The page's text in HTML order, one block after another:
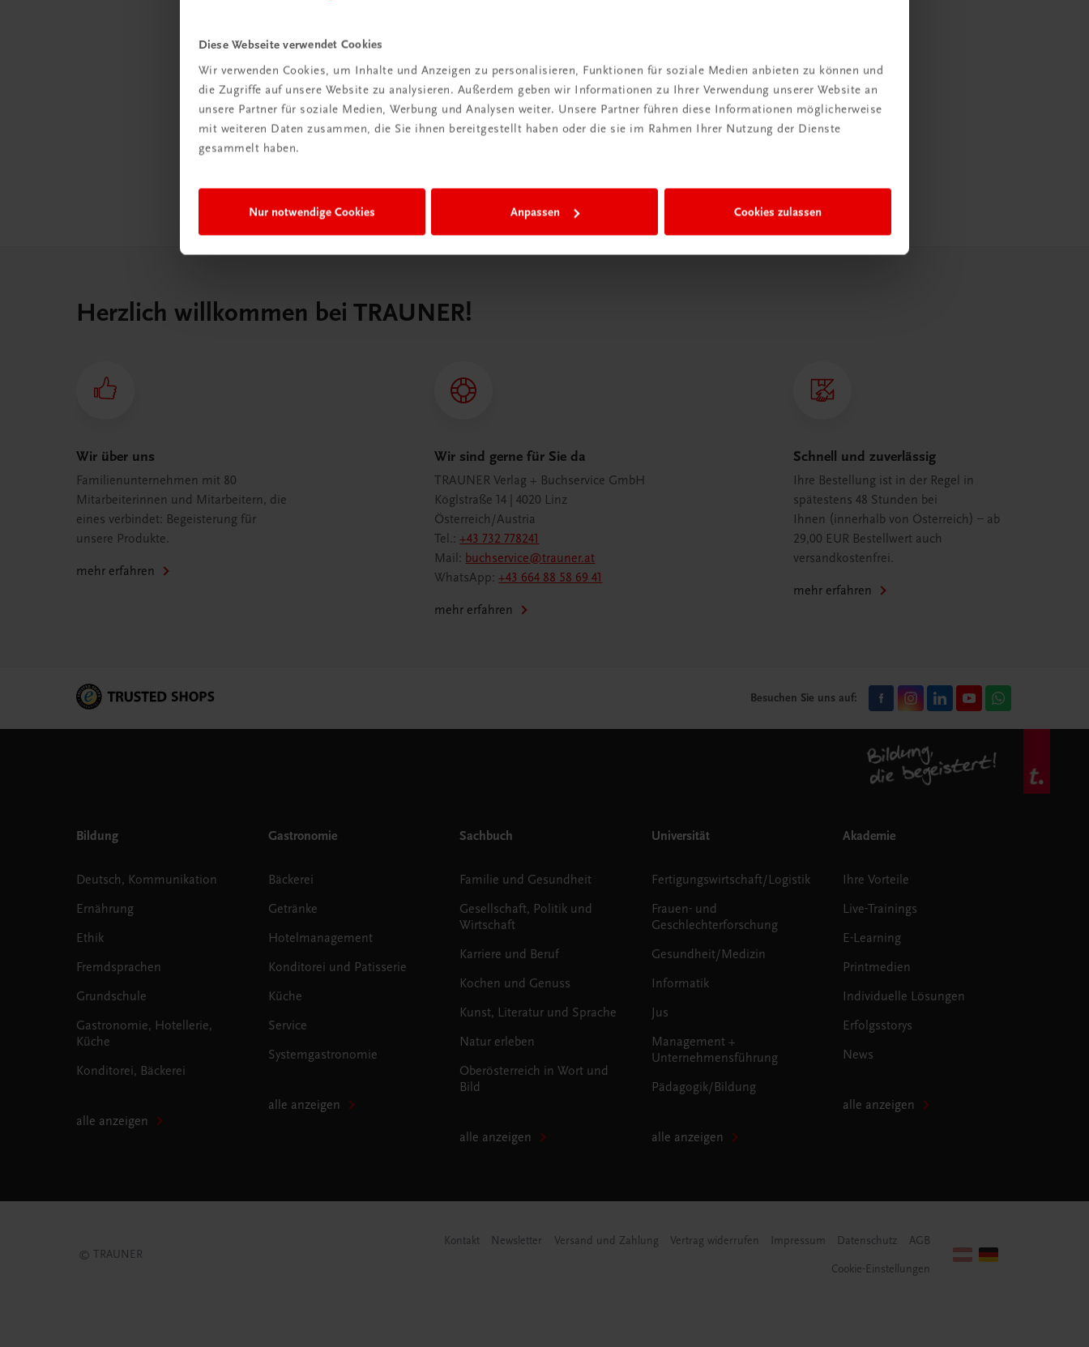
Diese Webseite verwendet Cookies
Wir verwenden Cookies, um Inhalte und Anzeigen zu personalisieren, Funktionen für soziale Medien anbieten zu können und
die Zugriffe auf unsere Website zu analysieren. Außerdem geben wir Informationen zu Ihrer Verwendung unserer Website an
unsere Partner für soziale Medien, Werbung und Analysen weiter. Unsere Partner führen diese Informationen möglicherweise
mit weiteren Daten zusammen, die Sie ihnen bereitgestellt haben oder die sie im Rahmen Ihrer Nutzung der Dienste
gesammelt haben.
Nur notwendige Cookies Anpassen Cookies zulassen
Gastronomie
Endlich bleiben mir die Leut’!
€ 42,90
Herzlich willkommen bei TRAUNER!
Wir über uns
Familienunternehmen mit 80
Mitarbeiterinnen und Mitarbeitern, die
eines verbindet: Begeisterung für
unsere Produkte.
mehr erfahren
Wir sind gerne für Sie da
TRAUNER Verlag + Buchservice GmbH
Köglstraße 14 | 4020 Linz
Österreich/Austria
Tel.:+43 732 778241
Mail: buchservice@trauner.at
WhatsApp:+43 664 88 58 69 41
mehr erfahren
Schnell und zuverlässig
Ihre Bestellung ist in der Regel in
spätestens 48 Stunden bei
Ihnen (innerhalb von Österreich) – ab
29,00 EUR Bestellwert auch
versandkostenfrei.
mehr erfahren
Besuchen Sie uns auf:
Bildung
Deutsch, Kommunikation
Ernährung
Ethik
Fremdsprachen
Grundschule
Gastronomie, Hotellerie,
Küche
Konditorei, Bäckerei
alle anzeigen
Gastronomie
Bäckerei
Getränke
Hotelmanagement
Konditorei und Patisserie
Küche
Service
Systemgastronomie
alle anzeigen
Sachbuch
Familie und Gesundheit
Gesellschaft, Politik und
Wirtschaft
Karriere und Beruf
Kochen und Genuss
Kunst, Literatur und Sprache
Natur erleben
Oberösterreich in Wort und
Bild
alle anzeigen
Universität
Fertigungswirtschaft/Logistik
Frauen- und
Geschlechterforschung
Gesundheit/Medizin
Informatik
Jus
Management +
Unternehmensführung
Pädagogik/Bildung
alle anzeigen
Akademie
Ihre Vorteile
Live-Trainings
E-Learning
Printmedien
Individuelle Lösungen
Erfolgsstorys
News
alle anzeigen
© TRAUNER
Kontakt Newsletter Versand und Zahlung Vertrag widerrufen Impressum Datenschutz AGB
Cookie-Einstellungen